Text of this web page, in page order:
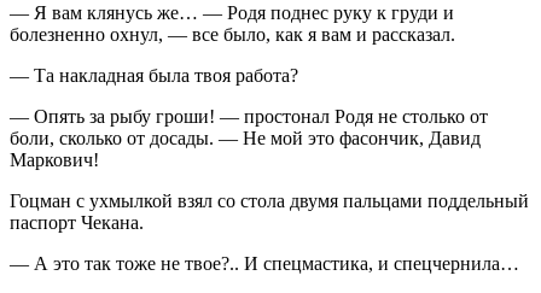
— Я вам клянусь же… — Родя поднес руку к груди и
болезненно охнул, — все было, как я вам и рассказал.
— Та накладная была твоя работа?
— Опять за рыбу гроши! — простонал Родя не столько от
боли, сколько от досады. — Не мой это фасончик, Давид
Маркович!
Гоцман с ухмылкой взял со стола двумя пальцами поддельный
паспорт Чекана.
— А это так тоже не твое?.. И спецмастика, и спецчернила…